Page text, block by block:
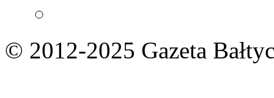
© 2012-2025 Gazeta